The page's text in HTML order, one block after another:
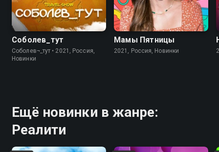
Соболев_тут
Соболев¬_тут • 2021, Россия,
Новинки
Мамы Пятницы
2021, Россия, Новинки
Ещё новинки в жанре:
Реалити